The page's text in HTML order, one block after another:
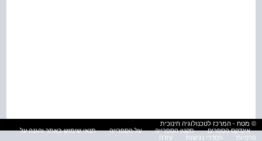
© מטח - המרכז לטכנולוגיה חינוכית
אינדקס הספרים
תקנון הספרייה על הספרייה
תנאי שימוש באתר והגנה על
פרטיות
הסדרי נגישות עזרה